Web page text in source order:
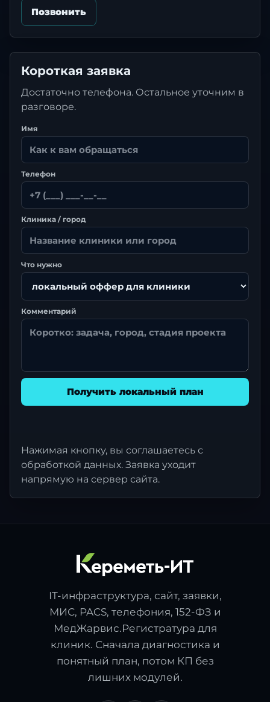
Позвонить
Короткая заявка
Достаточно телефона. Остальное уточним в
разговоре.
Имя
Телефон
Клиника / город
Что нужно
Комментарий
Получить локальный план
Нажимая кнопку, вы соглашаетесь с
обработкой данных. Заявка уходит
напрямую на сервер сайта.
IT-инфраструктура, сайт, заявки,
МИС, PACS, телефония, 152-ФЗ и
МедЖарвис.Регистратура для
клиник. Сначала диагностика и
понятный план, потом КП без
лишних модулей.